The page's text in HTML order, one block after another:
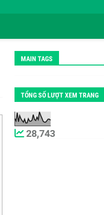
MAIN TAGS
TỔNG SỐ LƯỢT XEM TRANG
28,743